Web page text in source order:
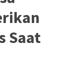
Saat